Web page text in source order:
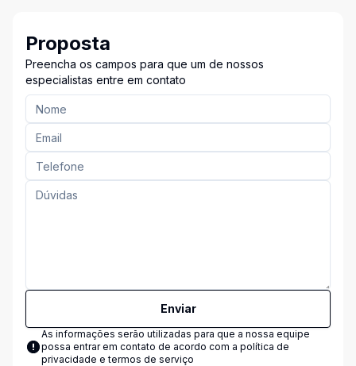
Proposta
Preencha os campos para que um de nossos
especialistas entre em contato
Enviar
As informações serão utilizadas para que a nossa equipe
possa entrar em contato de acordo com a política de
privacidade e termos de serviço